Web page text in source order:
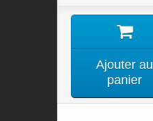
Ajouter au
panier